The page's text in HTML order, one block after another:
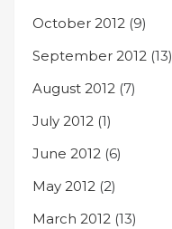
October 2012 (9)
September 2012 (13)
August 2012 (7)
July 2012 (1)
June 2012 (6)
May 2012 (2)
March 2012 (13)